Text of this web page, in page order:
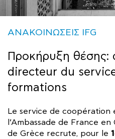
ΑΝΑΚΟΙΝΩΣΕΙΣ IFG
Προκήρυξη
directeur du
formations
Le service de coopération
l’Ambassade de France
de Grèce recrute, pour le